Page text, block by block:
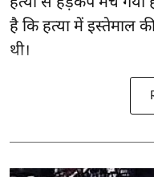
है कि हत्या में इस्तेमाल
थी।